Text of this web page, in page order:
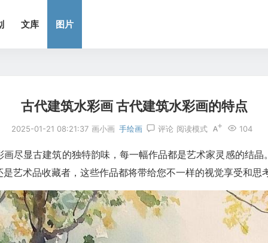
文库 图片
古代建筑水彩画 古代建筑水彩画的特点
2025-01-21 08:21:37 画小画 手绘画 评论 104
阅读模式
尽显古建筑的独特韵味，每一幅作品都是艺术家灵感的结
艺术品收藏者，这些作品都将带给您不一样的视觉享受和